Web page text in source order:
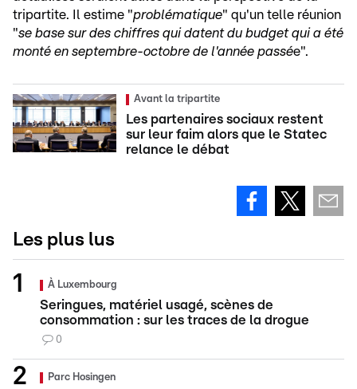
tripartite. Il estime "problématique" qu'un telle réunion
"se base sur des chiffres qui datent du budget qui a été
monté en septembre-octobre de l'année passée".
Avant la tripartite
Les partenaires sociaux restent
sur leur faim alors que le Statec
relance le débat
Les plus lus
À Luxembourg
Seringues, matériel usagé, scènes de
consommation : sur les traces de la drogue
0
Parc Hosingen